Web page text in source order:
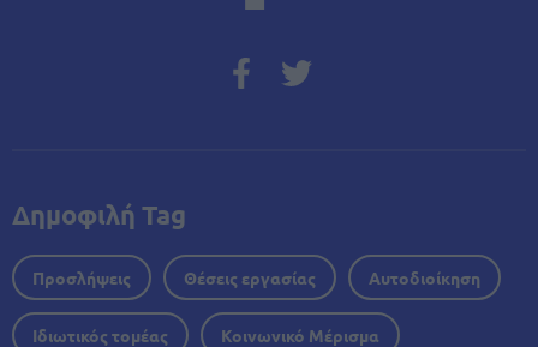
Δημοφιλή Tag
Προσλήψεις Θέσεις εργασίας Αυτοδιοίκηση
Ιδιωτικός τομέας Κοινωνικό Μέρισμα